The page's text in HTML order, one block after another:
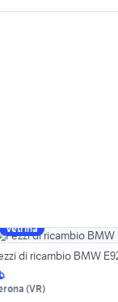
Vetrina
di ricambio BMW
(VR)